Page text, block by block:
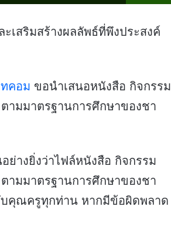
เสริมสร้างผลลัพธ์ที่พึงประสงค์
คอม ขอนำเสนอหนังสือ กิจกรรม
ามมาตรฐานการศึกษาของชา
ย่างยิ่งว่าไฟล์หนังสือ กิจกรรม
ามมาตรฐานการศึกษาของชา
บคุณครูทุกท่าน หากมีข้อผิดพลาด